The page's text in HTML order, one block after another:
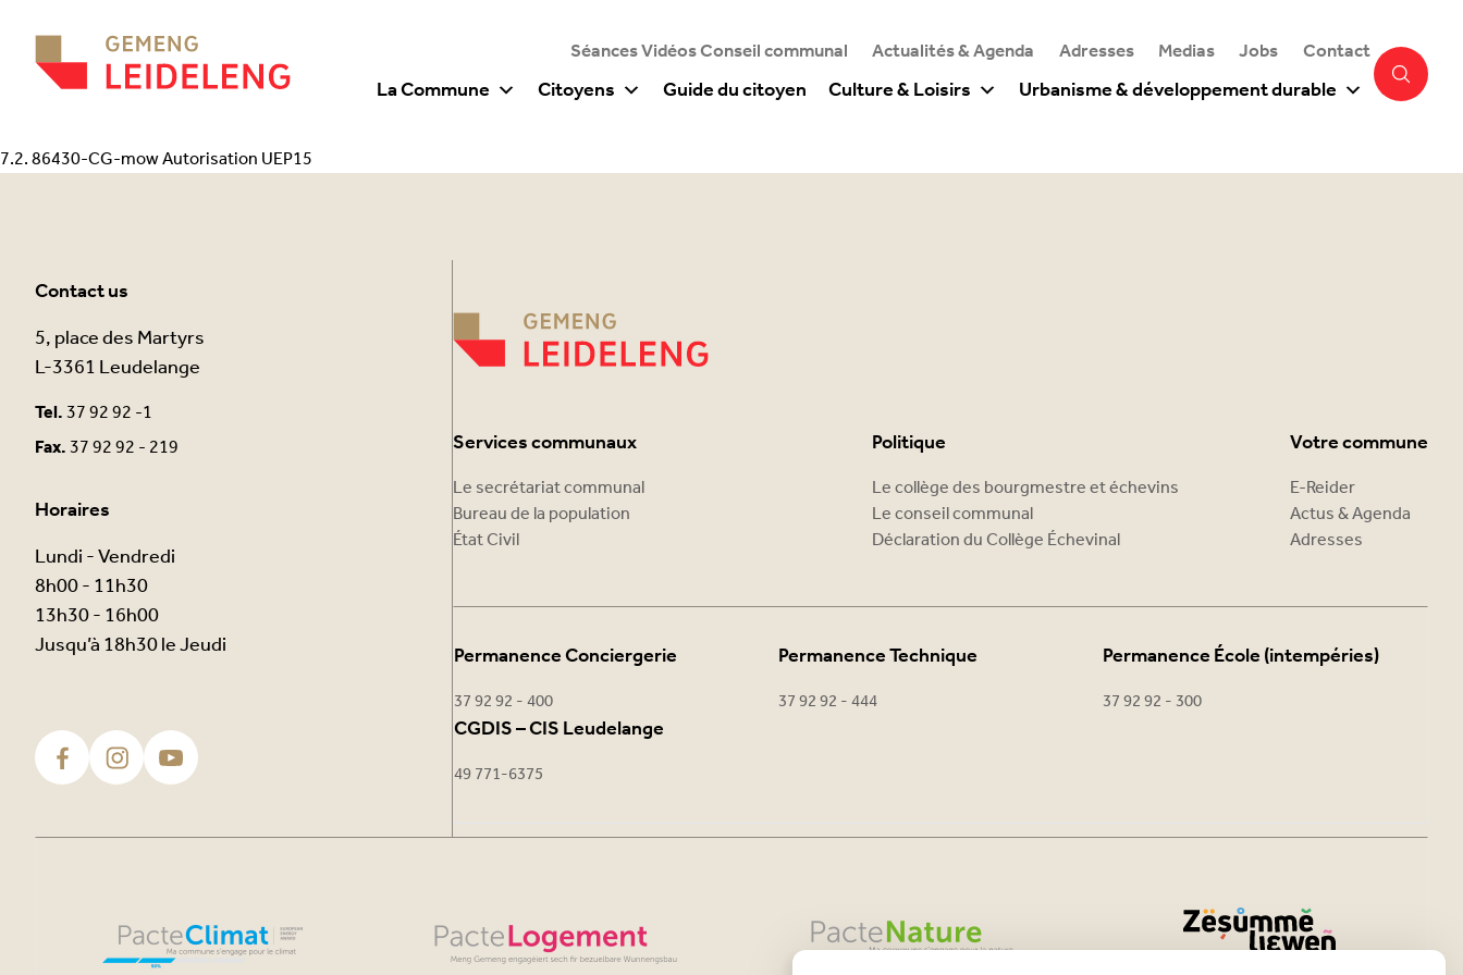
Séances Vidéos Conseil communal Actualités & Agenda Adresses Medias Jobs Contact
La Commune Citoyens Guide du citoyen Culture & Loisirs Urbanisme & développement durable
7.2. 86430-CG-mow Autorisation UEP15
Contact us
5, place des Martyrs
L-3361 Leudelange
Tel.37 92 92 -1
Fax.37 92 92 - 219
Horaires
Lundi - Vendredi
8h00 - 11h30
13h30 - 16h00
Jusqu’à 18h30 le Jeudi
Services communaux
Le secrétariat communal
Bureau de la population
État Civil
Politique
Le collège des bourgmestre et échevins
Le conseil communal
Déclaration du Collège Échevinal
Votre commune
E-Reider
Actus & Agenda
Adresses
Permanence Conciergerie
37 92 92 - 400
Permanence Technique
37 92 92 - 444
Permanence École (intempéries)
37 92 92 - 300
CGDIS – CIS Leudelange
49 771-6375